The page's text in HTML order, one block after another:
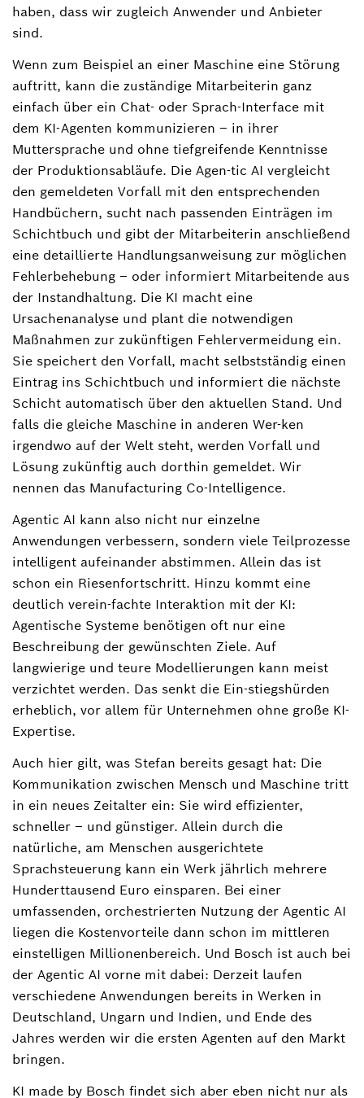
haben, dass wir zugleich Anwender und Anbieter
sind.
Wenn zum Beispiel an einer Maschine eine Störung
auftritt, kann die zuständige Mitarbeiterin ganz
einfach über ein Chat- oder Sprach-Interface mit
dem KI-Agenten kommunizieren – in ihrer
Muttersprache und ohne tiefgreifende Kenntnisse
der Produktionsabläufe. Die Agen-tic AI vergleicht
den gemeldeten Vorfall mit den entsprechenden
Handbüchern, sucht nach passenden Einträgen im
Schichtbuch und gibt der Mitarbeiterin anschließend
eine detaillierte Handlungsanweisung zur möglichen
Fehlerbehebung – oder informiert Mitarbeitende aus
der Instandhaltung. Die KI macht eine
Ursachenanalyse und plant die notwendigen
Maßnahmen zur zukünftigen Fehlervermeidung ein.
Sie speichert den Vorfall, macht selbstständig einen
Eintrag ins Schichtbuch und informiert die nächste
Schicht automatisch über den aktuellen Stand. Und
falls die gleiche Maschine in anderen Wer-ken
irgendwo auf der Welt steht, werden Vorfall und
Lösung zukünftig auch dorthin gemeldet. Wir
nennen das Manufacturing Co-Intelligence.
Agentic AI kann also nicht nur einzelne
Anwendungen verbessern, sondern viele Teilprozesse
intelligent aufeinander abstimmen. Allein das ist
schon ein Riesenfortschritt. Hinzu kommt eine
deutlich verein-fachte Interaktion mit der KI:
Agentische Systeme benötigen oft nur eine
Beschreibung der gewünschten Ziele. Auf
langwierige und teure Modellierungen kann meist
verzichtet werden. Das senkt die Ein-stiegshürden
erheblich, vor allem für Unternehmen ohne große KI-
Expertise.
Auch hier gilt, was Stefan bereits gesagt hat: Die
Kommunikation zwischen Mensch und Maschine tritt
in ein neues Zeitalter ein: Sie wird effizienter,
schneller – und günstiger. Allein durch die
natürliche, am Menschen ausgerichtete
Sprachsteuerung kann ein Werk jährlich mehrere
Hunderttausend Euro einsparen. Bei einer
umfassenden, orchestrierten Nutzung der Agentic AI
liegen die Kostenvorteile dann schon im mittleren
einstelligen Millionenbereich. Und Bosch ist auch bei
der Agentic AI vorne mit dabei: Derzeit laufen
verschiedene Anwendungen bereits in Werken in
Deutschland, Ungarn und Indien, und Ende des
Jahres werden wir die ersten Agenten auf den Markt
bringen.
KI made by Bosch findet sich aber eben nicht nur als